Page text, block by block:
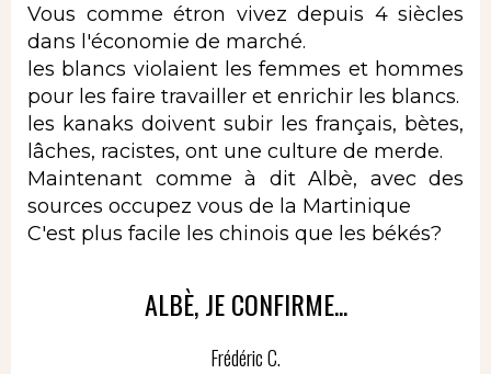
Vous comme étron vivez depuis 4 siècles
dans l'économie de marché.
les blancs violaient les femmes et hommes
pour les faire travailler et enrichir les blancs.
les kanaks doivent subir les français, bètes,
lâches, racistes, ont une culture de merde.
Maintenant comme à dit Albè, avec des
sources occupez vous de la Martinique
C'est plus facile les chinois que les békés?
ALBÈ, JE CONFIRME...
Frédéric C.